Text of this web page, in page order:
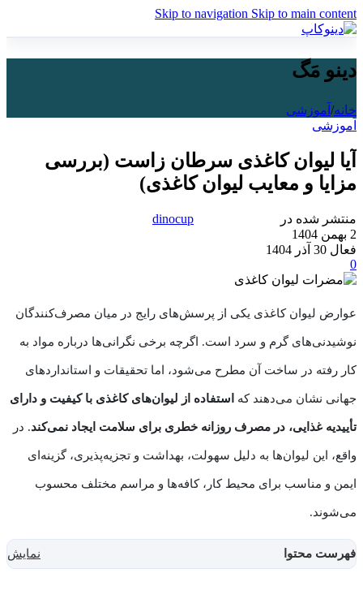
Skip to navigation Skip to main content
دینو مَگ
خانه/ آموزشی
آموزشی
آیا لیوان کاغذی سرطان زاست (بررسی
مزایا و معایب لیوان کاغذی)
منتشر شده در
dinocup
2 بهمن 1404
فعال 30 آذر 1404
0
عوارض لیوان کاغذی یکی از پرسش‌های رایج در میان مصرف‌کنندگان
نوشیدنی‌های گرم و سرد است. اگرچه برخی نگرانی‌ها درباره مواد به
کار رفته در ساخت آن مطرح می‌شود، اما تحقیقات و استانداردهای
جهانی نشان می‌دهند که استفاده از لیوان‌های کاغذی با کیفیت و دارای
تأییدیه غذایی، در مصرف روزانه خطری برای سلامت ایجاد نمی‌کند. در
واقع، این لیوان‌ها به دلیل سهولت، بهداشت و تجزیه‌پذیری، گزینه‌ای
ایمن و مناسب برای محیط کار، کافه‌ها و مراسم مختلف محسوب
می‌شوند.
فهرست محتوا نمایش